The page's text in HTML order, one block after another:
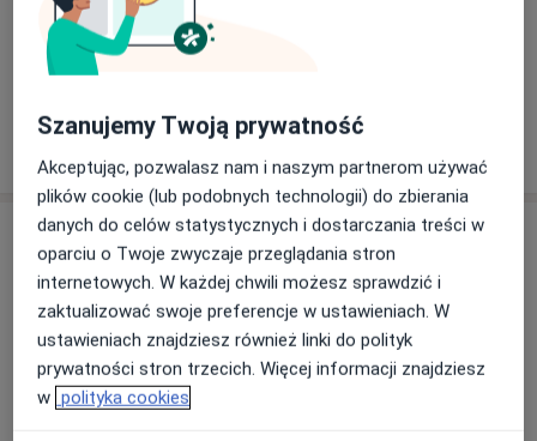
Pediatra, Internista, Lekarz rodzinny
Adres
Powiększ mapę
Szanujemy Twoją prywatność
Akceptując, pozwalasz nam i naszym partnerom używać
plików cookie (lub podobnych technologii) do zbierania
danych do celów statystycznych i dostarczania treści w
oparciu o Twoje zwyczaje przeglądania stron
internetowych. W każdej chwili możesz sprawdzić i
zaktualizować swoje preferencje w ustawieniach. W
ustawieniach znajdziesz również linki do polityk
prywatności stron trzecich. Więcej informacji znajdziesz
w polityka cookies